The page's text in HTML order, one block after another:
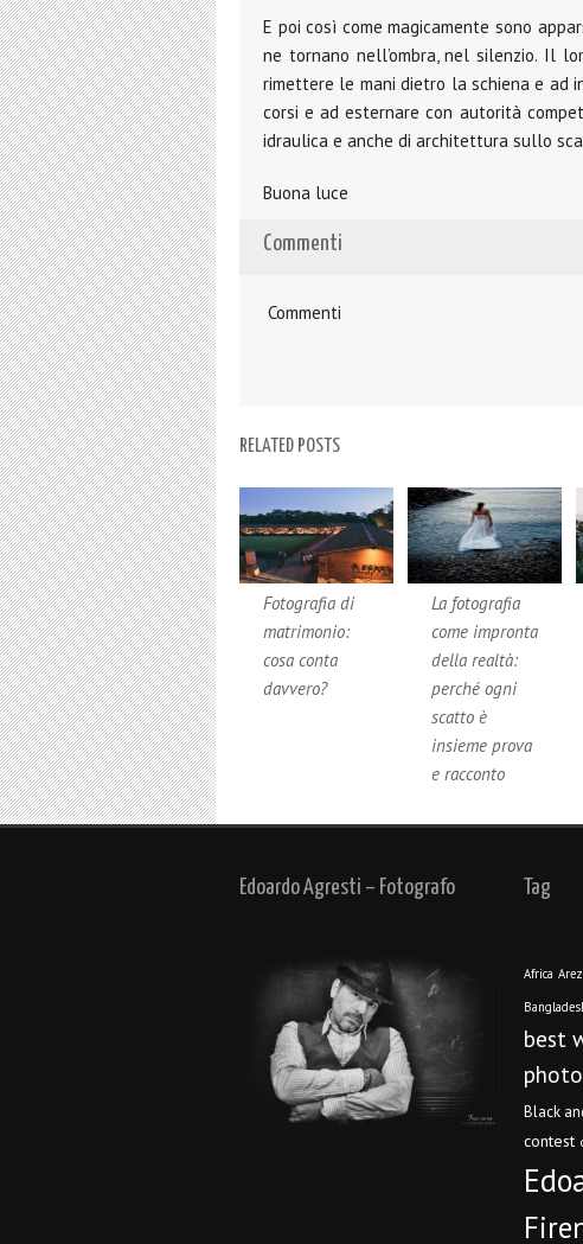
E poi così come magicamente sono
ne tornano nell’ombra, nel silenzio. Il
rimettere le mani dietro la schiena e ad
corsi e ad esternare con autorità
idraulica e anche di architettura sullo
Buona luce
Commenti
Commenti
RELATED POSTS
Fotografia di
matrimonio:
cosa conta
davvero?
La fotografia
come impronta
della realtà:
perché ogni
scatto è
insieme prova
e racconto
Edoardo Agresti – Fotografo Tag
Africa
best
Black
contest